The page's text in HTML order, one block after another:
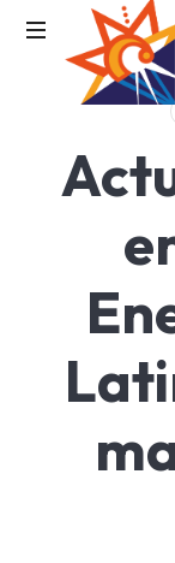
AMIF
de
Fotovoltaica